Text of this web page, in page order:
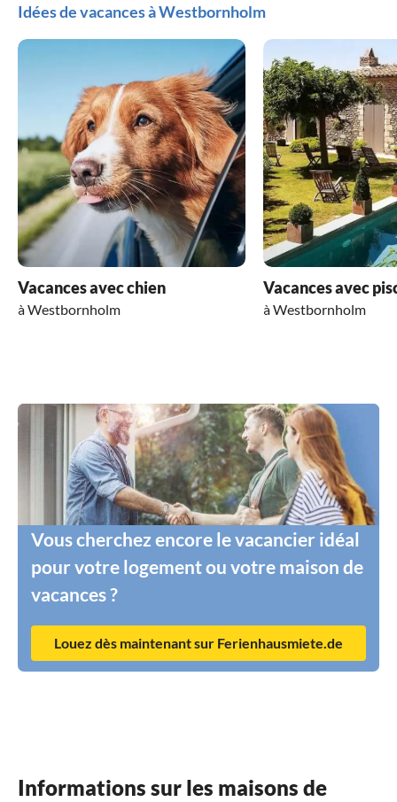
Idées de vacances à Westbornholm
Vacances avec chien
à Westbornholm
Vacances avec
à Westbornholm
Vous cherchez encore le vacancier idéal
pour votre logement ou votre maison de
vacances ?
Louez dès maintenant sur Ferienhausmiete.de
Informations sur les maisons de